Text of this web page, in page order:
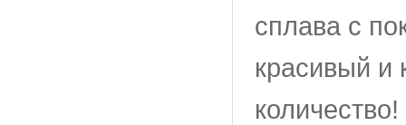
сплава с
красивый и
количество!